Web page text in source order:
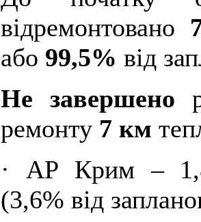
відремонтовано
або 99,5% від
Не завершено
ремонту 7 км
· АР Крим –
(3,6% від